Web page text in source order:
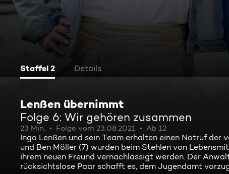
Staffel 2 Details
Lenßen übernimmt
Folge 6: Wir gehören zusammen
23 Min. Folge vom 23.08.2021 Ab 12
Ingo Lenßen und sein Team erhalten einen Notruf der
und Ben Möller (7) wurden beim Stehlen von
ihrem neuen Freund vernachlässigt werden. Der
rücksichtslose Paar schafft es, dem Jugendamt